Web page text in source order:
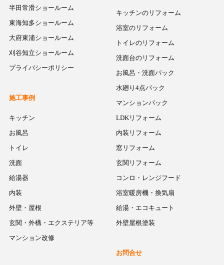
半田常滑ショールーム
東海知多ショールーム
大府東浦ショールーム
刈谷知立ショールーム
プライバシーポリシー
キッチンのリフォーム
浴室のリフォーム
トイレのリフォーム
洗面台のリフォーム
お風呂・洗面パック
水廻り4点パック
マンションパック
LDKリフォーム
内装リフォーム
窓リフォーム
玄関リフォーム
コンロ・レンジフード
浴室暖房機・換気扇
給湯・エコキュート
外壁屋根塗装
施工事例
キッチン
お風呂
トイレ
洗面
給湯器
内装
外壁・屋根
玄関・外構・エクステリア等
マンション改修
お問合せ